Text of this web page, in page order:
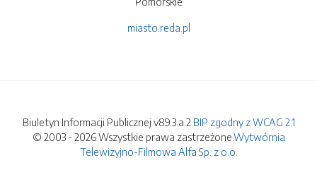
miasto.reda.pl
Biuletyn Informacji Publicznej v89.3.a.2 BIP zgodny z WCAG 2.1
© 2003 - 2026 Wszystkie prawa zastrzeżone.Wytwórnia
Telewizyjno-Filmowa Alfa Sp. z o.o.